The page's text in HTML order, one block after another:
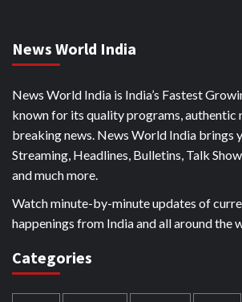
News World India
News World India is India’s Fastest
known for its quality programs, authentic
breaking news. News World India brings
Streaming, Headlines, Bulletins, Talk
and much more.
Watch minute-by-minute updates of
happenings from India and all around the
Categories